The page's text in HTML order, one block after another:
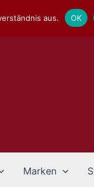
Marken
aus. OK